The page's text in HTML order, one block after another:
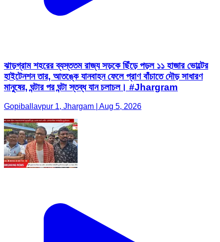
ঝাড়গ্রাম শহরের ব্যস্ততম রাজ্য সড়কে ছিঁড়ে পড়ল ১১ হাজার ভোল্টের
হাইটেনশন তার, আতঙ্কে যানবাহন ফেলে প্রাণ বাঁচাতে দৌড় সাধারণ
মানুষের, ঘন্টার পর ঘন্টা স্তব্ধ যান চলাচল। #Jhargram
Gopiballavpur 1, Jhargam | Aug 5, 2026